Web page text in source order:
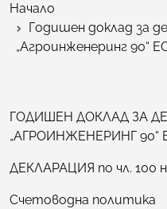
Начало
Годишен доклад за
„Агроинженеринг 90“
ГОДИШЕН ДОКЛАД ЗА
„АГРОИНЖЕНЕРИНГ 90“
ДЕКЛАРАЦИЯ по чл. 100
Счетоводна политика